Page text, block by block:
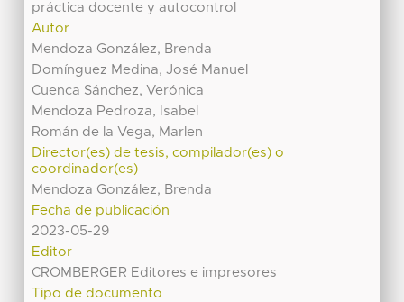
práctica docente y autocontrol
Autor
Mendoza González, Brenda
Domínguez Medina, José Manuel
Cuenca Sánchez, Verónica
Mendoza Pedroza, Isabel
Román de la Vega, Marlen
Director(es) de tesis, compilador(es) o
coordinador(es)
Mendoza González, Brenda
Fecha de publicación
2023-05-29
Editor
CROMBERGER Editores e impresores
Tipo de documento